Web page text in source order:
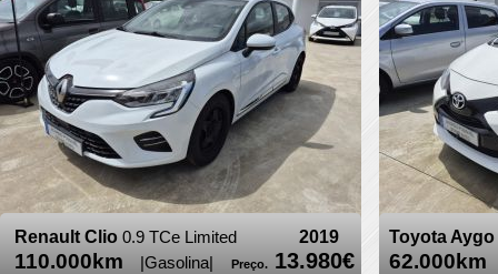
Toyota Aygo
Renault Clio 0.9 TCe Limited 2019
110.000km |Gasolina| Preço. 13.980€